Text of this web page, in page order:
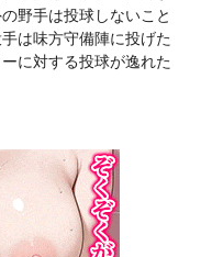
野手は投球しないこと
は味方守備陣に投げた
に対する投球が逸れた